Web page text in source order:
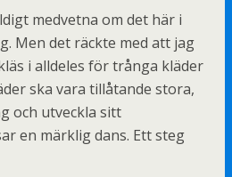
medvetna om det här i
Men det räckte med att jag
i alldeles för trånga kläder
ska vara tillåtande stora,
och utveckla sitt
en märklig dans. Ett steg